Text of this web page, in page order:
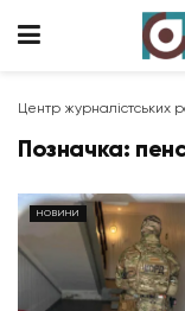
Центр журналістських
Позначка:
НОВИНИ